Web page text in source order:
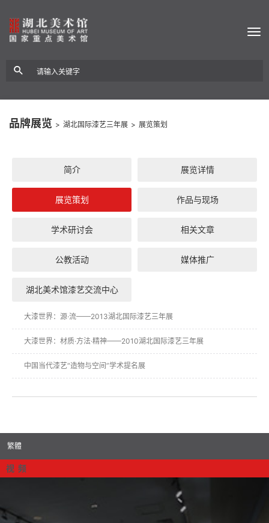
品牌展览 > 湖北国际漆艺三年展 > 展览策划
简介 展览详情
展览策划 作品与现场
学术研讨会 相关文章
公教活动 媒体推广
湖北美术馆漆艺交流中心
大漆世界：源·流——2013湖北国际漆艺三年展
大漆世界：材质·方法·精神——2010湖北国际漆艺三年展
中国当代漆艺“造物与空间”学术提名展
繁體
视 频